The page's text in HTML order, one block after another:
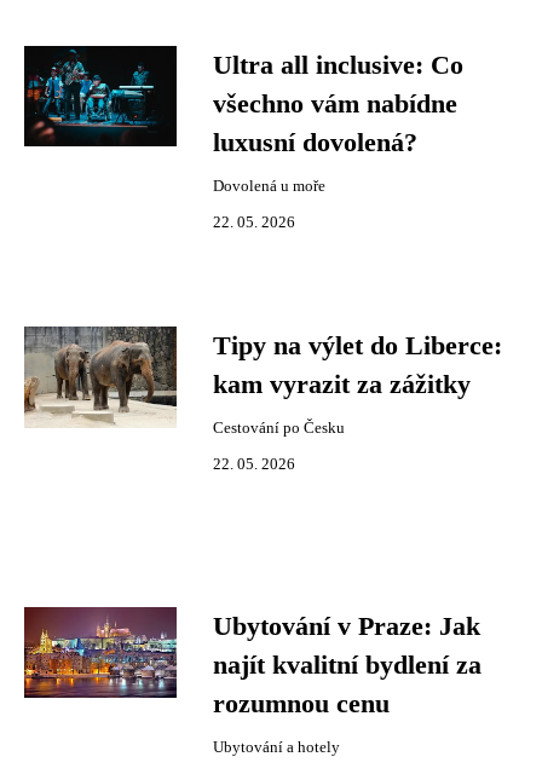
Ultra all inclusive: Co
všechno vám nabídne
luxusní dovolená?
Dovolená u moře
22. 05. 2026
Tipy na výlet do Liberce:
kam vyrazit za zážitky
Cestování po Česku
22. 05. 2026
Ubytování v Praze: Jak
najít kvalitní bydlení za
rozumnou cenu
Ubytování a hotely